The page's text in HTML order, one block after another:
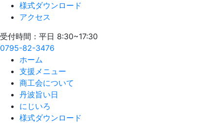
様式ダウンロード
アクセス
受付時間：平日 8:30~17:30
0795-82-3476
ホーム
支援メニュー
商工会について
丹波旨い日
にじいろ
様式ダウンロード